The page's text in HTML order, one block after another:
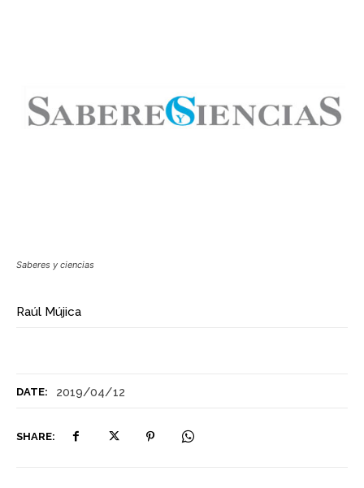
DATE: 2019/04/12
SHARE:
Saberes y ciencias
Raúl Mújica